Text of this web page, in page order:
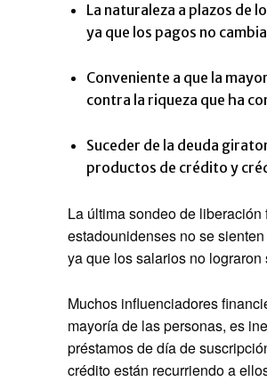
La naturaleza a plazos de
ya que los pagos no
Conveniente a que la
contra la riqueza que ha
Suceder de la deuda
productos de crédito y
La última sondeo de
estadounidenses no se
ya que los salarios no
Muchos influenciadores
mayoría de las personas, es
préstamos de día de
crédito están recurriendo a